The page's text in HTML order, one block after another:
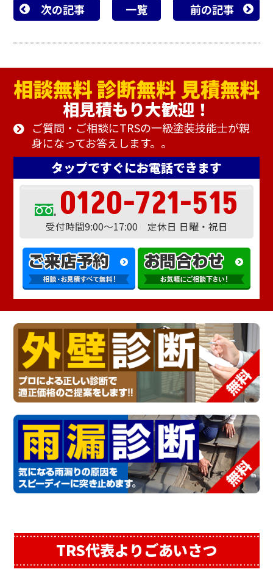
次の記事 一覧 前の記事
相見積もり大歓迎！
ご質問・ご相談にTRSの一級塗装技能士が親
身になってお答えします。。
タップですぐにお電話できます
0120-721-515
受付時間9:00～17:00 定休日 日曜・祝日
TRS代表よりごあいさつ